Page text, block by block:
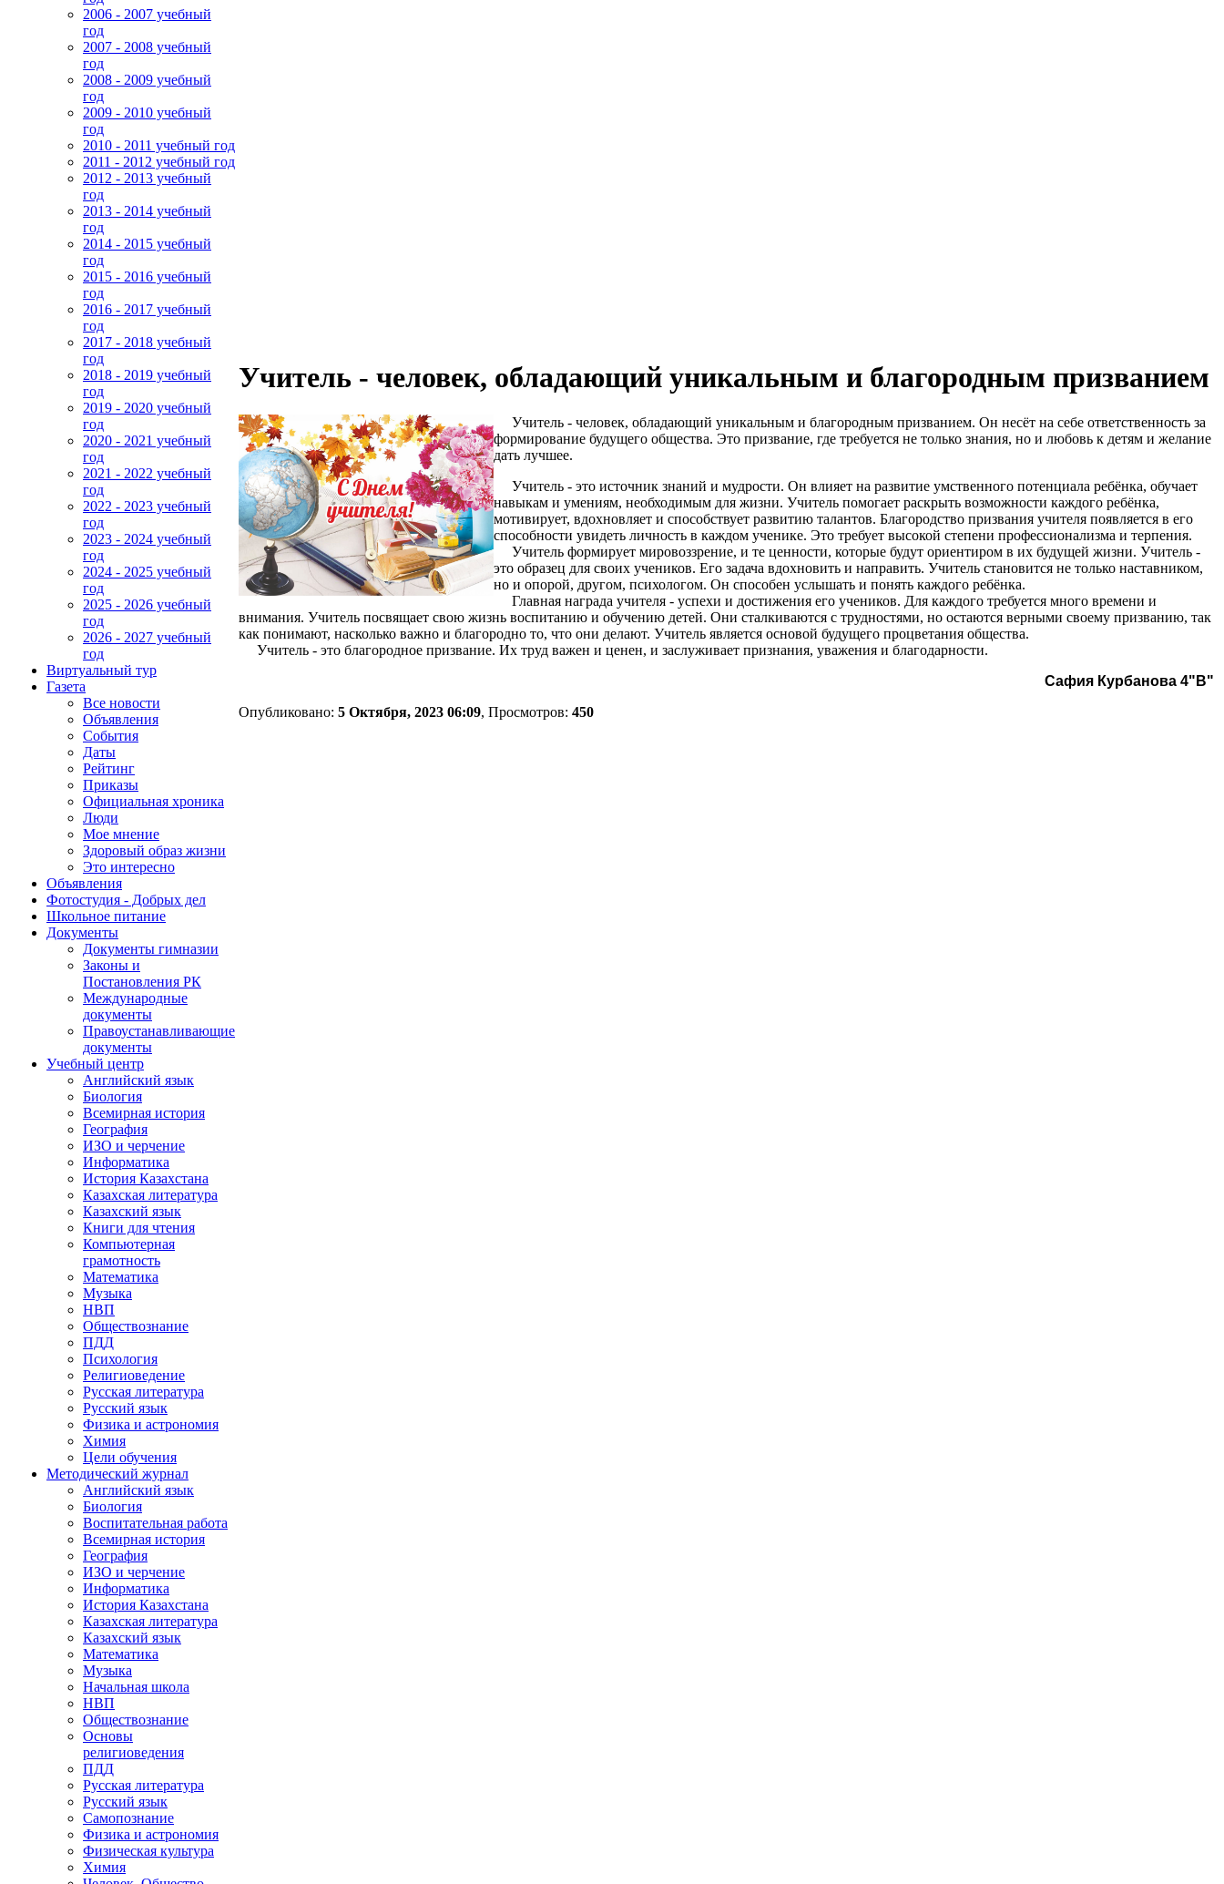
2006 - 2007 учебный
год
2007 - 2008 учебный
год
2008 - 2009 учебный
год
2009 - 2010 учебный
год
2010 - 2011 учебный год
2011 - 2012 учебный год
2012 - 2013 учебный
год
2013 - 2014 учебный
год
2014 - 2015 учебный
год
2015 - 2016 учебный
год
2016 - 2017 учебный
год
2017 - 2018 учебный
год
2018 - 2019 учебный
год
2019 - 2020 учебный
год
2020 - 2021 учебный
год
2021 - 2022 учебный
год
2022 - 2023 учебный
год
2023 - 2024 учебный
год
2024 - 2025 учебный
год
2025 - 2026 учебный
год
2026 - 2027 учебный
год
Виртуальный тур
Газета
Все новости
Объявления
События
Даты
Рейтинг
Приказы
Официальная хроника
Люди
Мое мнение
Здоровый образ жизни
Это интересно
Объявления
Фотостудия - Добрых дел
Школьное питание
Документы
Документы гимназии
Законы и
Постановления РК
Международные
документы
Правоустанавливающие
документы
Учебный центр
Английский язык
Биология
Всемирная история
География
ИЗО и черчение
Информатика
История Казахстана
Казахская литература
Казахский язык
Книги для чтения
Компьютерная
грамотность
Математика
Музыка
НВП
Обществознание
ПДД
Психология
Религиоведение
Русская литература
Русский язык
Физика и астрономия
Химия
Цели обучения
Методический журнал
Английский язык
Биология
Воспитательная работа
Всемирная история
География
ИЗО и черчение
Информатика
История Казахстана
Казахская литература
Казахский язык
Математика
Музыка
Начальная школа
НВП
Обществознание
Основы
религиоведения
ПДД
Русская литература
Русский язык
Самопознание
Физика и астрономия
Физическая культура
Химия
Учитель - человек, обладающий уникальным и благородным призванием
Учитель - человек, обладающий уникальным и благородным призванием. Он несёт на себе ответственность за
формирование будущего общества. Это призвание, где требуется не только знания, но и любовь к детям и желание
дать лучшее.
Учитель - это источник знаний и мудрости. Он влияет на развитие умственного потенциала ребёнка, обучает
навыкам и умениям, необходимым для жизни. Учитель помогает раскрыть возможности каждого ребёнка,
мотивирует, вдохновляет и способствует развитию талантов. Благородство призвания учителя появляется в его
способности увидеть личность в каждом ученике. Это требует высокой степени профессионализма и терпения.
Учитель формирует мировоззрение, и те ценности, которые будут ориентиром в их будущей жизни. Учитель -
это образец для своих учеников. Его задача вдохновить и направить. Учитель становится не только наставником,
но и опорой, другом, психологом. Он способен услышать и понять каждого ребёнка.
Главная награда учителя - успехи и достижения его учеников. Для каждого требуется много времени и
внимания. Учитель посвящает свою жизнь воспитанию и обучению детей. Они сталкиваются с трудностями, но остаются верными своему призванию, так
как понимают, насколько важно и благородно то, что они делают. Учитель является основой будущего процветания общества.
Учитель - это благородное призвание. Их труд важен и ценен, и заслуживает признания, уважения и благодарности.
Сафия Курбанова 4"В"
Опубликовано: 5 Октября, 2023 06:09, Просмотров: 450